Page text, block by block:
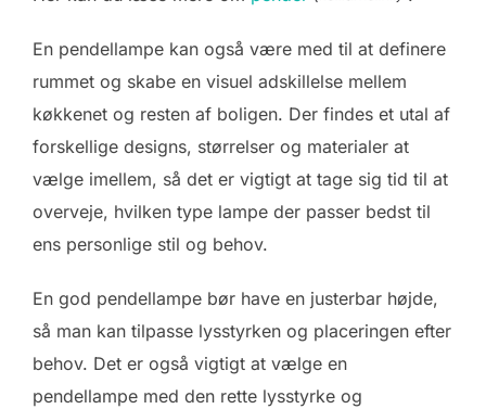
En pendellampe kan også være med til at definere
rummet og skabe en visuel adskillelse mellem
køkkenet og resten af boligen. Der findes et utal af
forskellige designs, størrelser og materialer at
vælge imellem, så det er vigtigt at tage sig tid til at
overveje, hvilken type lampe der passer bedst til
ens personlige stil og behov.
En god pendellampe bør have en justerbar højde,
så man kan tilpasse lysstyrken og placeringen efter
behov. Det er også vigtigt at vælge en
pendellampe med den rette lysstyrke og